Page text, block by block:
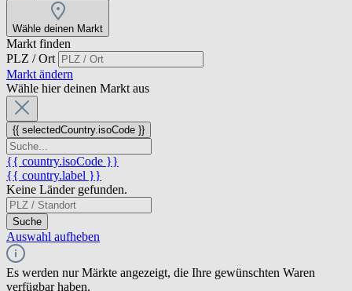
Wähle deinen Markt
Markt finden
PLZ / Ort
Markt ändern
Wähle hier deinen Markt aus
{{ selectedCountry.isoCode }}
{{ country.isoCode }}
{{ country.label }}
Keine Länder gefunden.
Suche
Auswahl aufheben
Es werden nur Märkte angezeigt, die Ihre gewünschten Waren
verfügbar haben.